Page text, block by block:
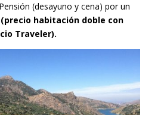
(desayuno y cena) por un
(precio habitación doble con
Traveler).